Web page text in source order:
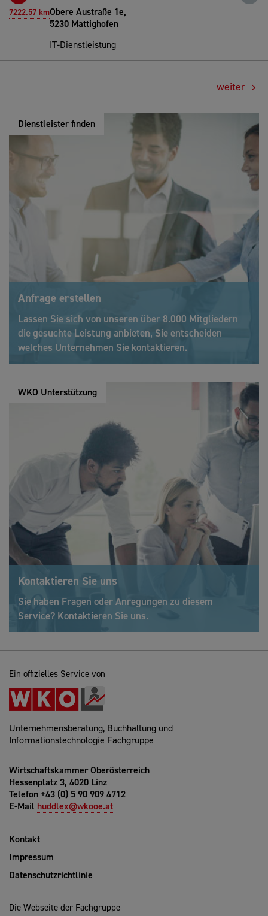
7222.57 kmObere Austraße 1e,
5230 Mattighofen
IT-Dienstleistung
weiter
Dienstleister finden
Anfrage erstellen
Lassen Sie sich von unseren über 8.000 Mitgliedern
die gesuchte Leistung anbieten, Sie entscheiden
welches Unternehmen Sie kontaktieren.
WKO Unterstützung
Kontaktieren Sie uns
Sie haben Fragen oder Anregungen zu diesem
Service? Kontaktieren Sie uns.
Ein offizielles Service von
Unternehmensberatung, Buchhaltung und
Informationstechnologie Fachgruppe
Wirtschaftskammer Oberösterreich
Hessenplatz 3, 4020 Linz
Telefon +43 (0) 5 90 909 4712
E-Mail huddlex@wkooe.at
Kontakt
Impressum
Datenschutzrichtlinie
Die Webseite der Fachgruppe